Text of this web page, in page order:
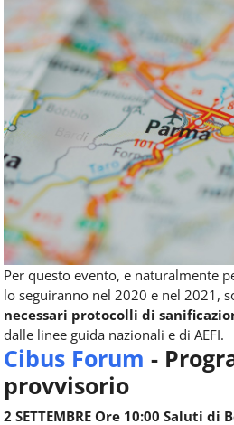
Per questo evento, e naturalmente
lo seguiranno nel 2020 e nel 2021,
necessari protocolli di
dalle linee guida nazionali e di AEFI.
Cibus Forum -
provvisorio
2 SETTEMBRE Ore 10:00 Saluti di